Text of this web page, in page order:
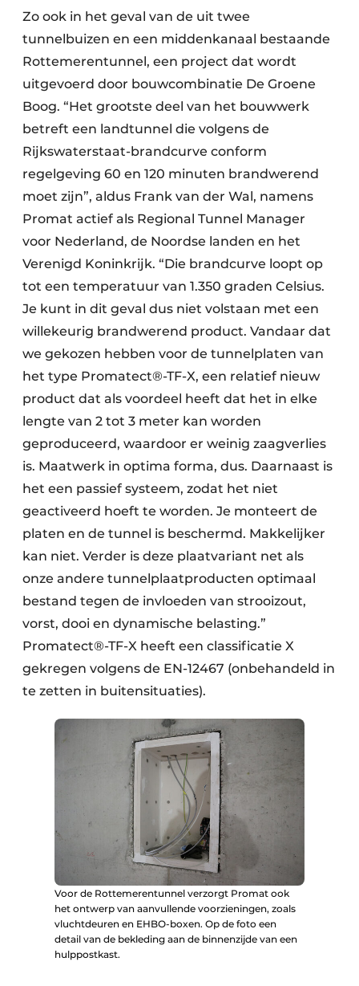
Zo ook in het geval van de uit twee
tunnelbuizen en een middenkanaal bestaande
Rottemerentunnel, een project dat wordt
uitgevoerd door bouwcombinatie De Groene
Boog. “Het grootste deel van het bouwwerk
betreft een landtunnel die volgens de
Rijkswaterstaat-brandcurve conform
regelgeving 60 en 120 minuten brandwerend
moet zijn”, aldus Frank van der Wal, namens
Promat actief als Regional Tunnel Manager
voor Nederland, de Noordse landen en het
Verenigd Koninkrijk. “Die brandcurve loopt op
tot een temperatuur van 1.350 graden Celsius.
Je kunt in dit geval dus niet volstaan met een
willekeurig brandwerend product. Vandaar dat
we gekozen hebben voor de tunnelplaten van
het type Promatect®-TF-X, een relatief nieuw
product dat als voordeel heeft dat het in elke
lengte van 2 tot 3 meter kan worden
geproduceerd, waardoor er weinig zaagverlies
is. Maatwerk in optima forma, dus. Daarnaast is
het een passief systeem, zodat het niet
geactiveerd hoeft te worden. Je monteert de
platen en de tunnel is beschermd. Makkelijker
kan niet. Verder is deze plaatvariant net als
onze andere tunnelplaatproducten optimaal
bestand tegen de invloeden van strooizout,
vorst, dooi en dynamische belasting.”
Promatect®-TF-X heeft een classificatie X
gekregen volgens de EN-12467 (onbehandeld in
te zetten in buitensituaties).
Voor de Rottemerentunnel verzorgt Promat ook
het ontwerp van aanvullende voorzieningen, zoals
vluchtdeuren en EHBO-boxen. Op de foto een
detail van de bekleding aan de binnenzijde van een
hulppostkast.